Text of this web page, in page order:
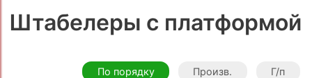
Штабелеры с платформой
По порядку Произв. Г/п